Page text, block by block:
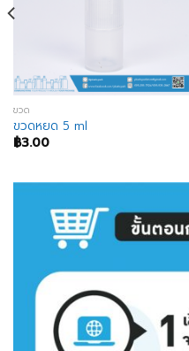
ขวด
ขวดหยด 5 ml
฿3.00